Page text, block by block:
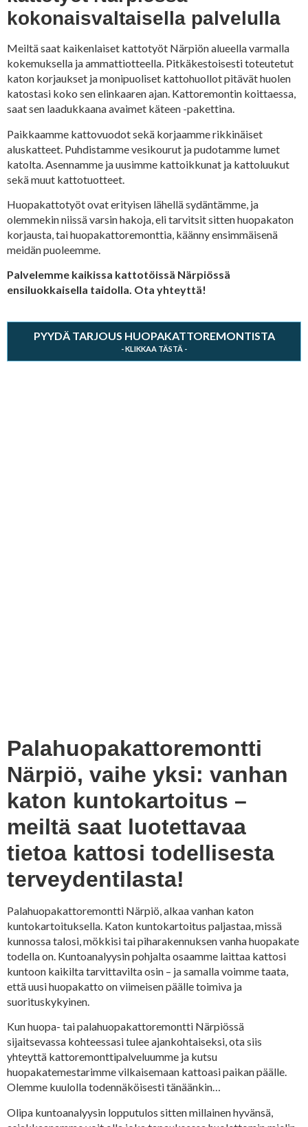
kokonaisvaltaisella palvelulla
Meiltä saat kaikenlaiset kattotyöt Närpiön alueella varmalla
kokemuksella ja ammattiotteella. Pitkäkestoisesti toteutetut
katon korjaukset ja monipuoliset kattohuollot pitävät huolen
katostasi koko sen elinkaaren ajan. Kattoremontin koittaessa,
saat sen laadukkaana avaimet käteen -pakettina.
Paikkaamme kattovuodot sekä korjaamme rikkinäiset
aluskatteet. Puhdistamme vesikourut ja pudotamme lumet
katolta. Asennamme ja uusimme kattoikkunat ja kattoluukut
sekä muut kattotuotteet.
Huopakattotyöt ovat erityisen lähellä sydäntämme, ja
olemmekin niissä varsin hakoja, eli tarvitsit sitten huopakaton
korjausta, tai huopakattoremonttia, käänny ensimmäisenä
meidän puoleemme.
Palvelemme kaikissa kattotöissä Närpiössä
ensiluokkaisella taidolla. Ota yhteyttä!
PYYDÄ TARJOUS HUOPAKATTOREMONTISTA
Palahuopakattoremontti
Närpiö, vaihe yksi: vanhan
katon kuntokartoitus –
meiltä saat luotettavaa
tietoa kattosi todellisesta
terveydentilasta!
Palahuopakattoremontti Närpiö, alkaa vanhan katon
kuntokartoituksella. Katon kuntokartoitus paljastaa, missä
kunnossa talosi, mökkisi tai piharakennuksen vanha huopakate
todella on. Kuntoanalyysin pohjalta osaamme laittaa kattosi
kuntoon kaikilta tarvittavilta osin – ja samalla voimme taata,
että uusi huopakatto on viimeisen päälle toimiva ja
suorituskykyinen.
Kun huopa- tai palahuopakattoremontti Närpiössä
sijaitsevassa kohteessasi tulee ajankohtaiseksi, ota siis
yhteyttä kattoremonttipalveluumme ja kutsu
huopakatemestarimme vilkaisemaan kattoasi paikan päälle.
Olemme kuulolla todennäköisesti tänäänkin…
Olipa kuntoanalyysin lopputulos sitten millainen hyvänsä,